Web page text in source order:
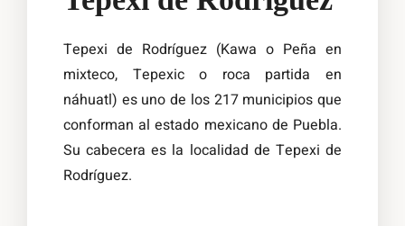
Tepexi de Rodríguez (Kawa o Peña en
mixteco, Tepexic o roca partida en
náhuatl) es uno de los 217 municipios que
conforman al estado mexicano de Puebla.
Su cabecera es la localidad de Tepexi de
Rodríguez.